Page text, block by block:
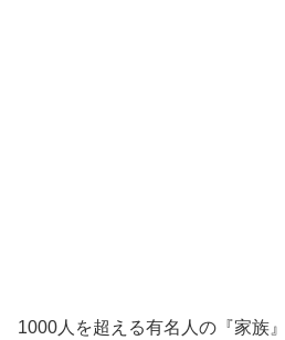
1000人を超える有名人の『家族